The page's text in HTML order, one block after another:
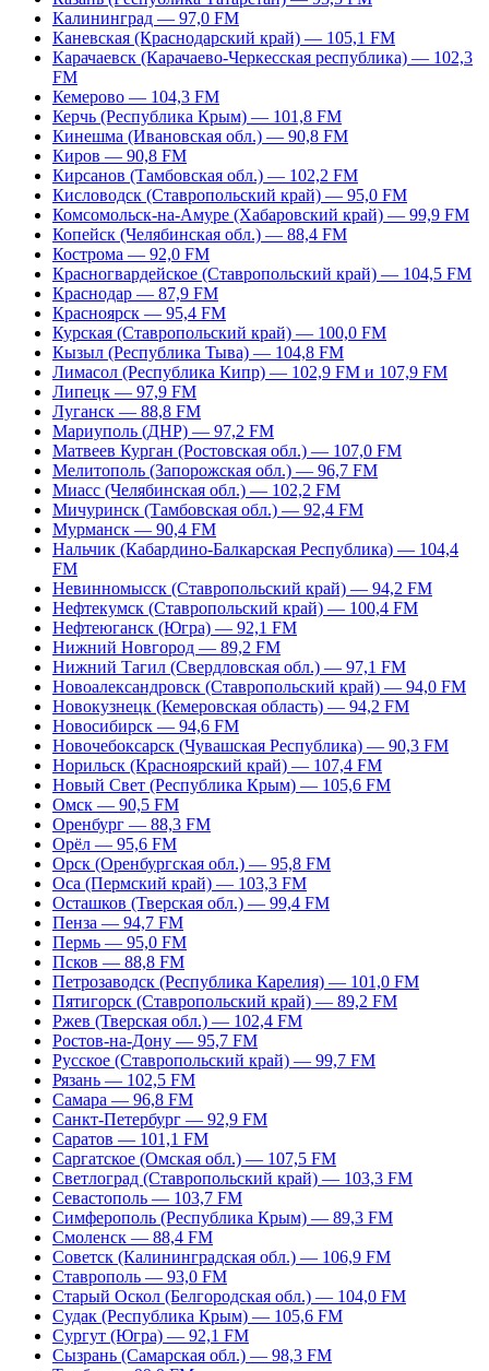
Калининград — 97,0 FM
Каневская (Краснодарский край) — 105,1 FM
Карачаевск (Карачаево-Черкесская республика) — 102,3
FM
Кемерово — 104,3 FM
Керчь (Республика Крым) — 101,8 FM
Кинешма (Ивановская обл.) — 90,8 FM
Киров — 90,8 FM
Кирсанов (Тамбовская обл.) — 102,2 FM
Кисловодск (Ставропольский край) — 95,0 FM
Комсомольск-на-Амуре (Хабаровский край) — 99,9 FM
Копейск (Челябинская обл.) — 88,4 FM
Кострома — 92,0 FM
Красногвардейское (Ставропольский край) — 104,5 FM
Краснодар — 87,9 FM
Красноярск — 95,4 FM
Курская (Ставропольский край) — 100,0 FM
Кызыл (Республика Тыва) — 104,8 FM
Лимасол (Республика Кипр) — 102,9 FM и 107,9 FM
Липецк — 97,9 FM
Луганск — 88,8 FM
Мариуполь (ДНР) — 97,2 FM
Матвеев Курган (Ростовская обл.) — 107,0 FM
Мелитополь (Запорожская обл.) — 96,7 FM
Миасс (Челябинская обл.) — 102,2 FM
Мичуринск (Тамбовская обл.) — 92,4 FM
Мурманск — 90,4 FM
Нальчик (Кабардино-Балкарская Республика) — 104,4
FM
Невинномысск (Ставропольский край) — 94,2 FM
Нефтекумск (Ставропольский край) — 100,4 FM
Нефтеюганск (Югра) — 92,1 FM
Нижний Новгород — 89,2 FM
Нижний Тагил (Свердловская обл.) — 97,1 FM
Новоалександровск (Ставропольский край) — 94,0 FM
Новокузнецк (Кемеровская область) — 94,2 FM
Новосибирск — 94,6 FM
Новочебоксарск (Чувашская Республика) — 90,3 FM
Норильск (Красноярский край) — 107,4 FM
Новый Свет (Республика Крым) — 105,6 FM
Омск — 90,5 FM
Оренбург — 88,3 FM
Орёл — 95,6 FM
Орск (Оренбургская обл.) — 95,8 FM
Оса (Пермский край) — 103,3 FM
Осташков (Тверская обл.) — 99,4 FM
Пенза — 94,7 FM
Пермь — 95,0 FM
Псков — 88,8 FM
Петрозаводск (Республика Карелия) — 101,0 FM
Пятигорск (Ставропольский край) — 89,2 FM
Ржев (Тверская обл.) — 102,4 FM
Ростов-на-Дону — 95,7 FM
Русское (Ставропольский край) — 99,7 FM
Рязань — 102,5 FM
Самара — 96,8 FM
Санкт-Петербург — 92,9 FM
Саратов — 101,1 FM
Саргатское (Омская обл.) — 107,5 FM
Светлоград (Ставропольский край) — 103,3 FM
Севастополь — 103,7 FM
Симферополь (Республика Крым) — 89,3 FM
Смоленск — 88,4 FM
Советск (Калининградская обл.) — 106,9 FM
Ставрополь — 93,0 FM
Старый Оскол (Белгородская обл.) — 104,0 FM
Судак (Республика Крым) — 105,6 FM
Сургут (Югра) — 92,1 FM
Сызрань (Самарская обл.) — 98,3 FM